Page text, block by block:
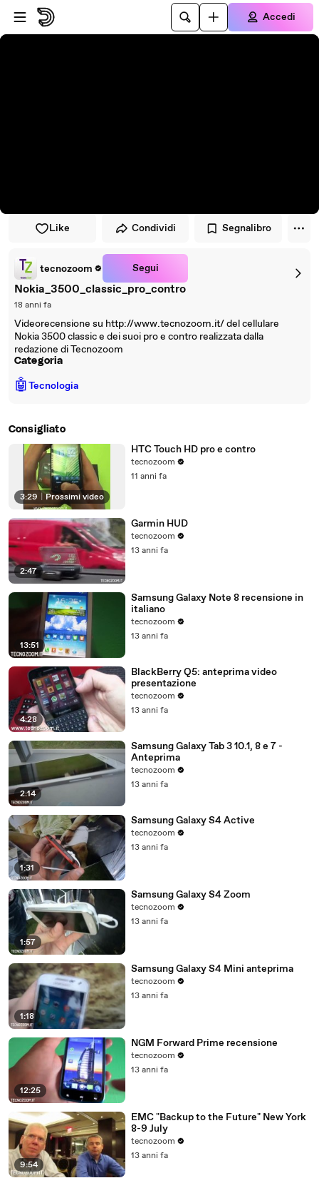
Vai al lettore
Passa al contenuto principale
Accedi
Like Condividi Segnalibro
tecnozoom Segui
Nokia_3500_classic_pro_contro
18 anni fa
Videorecensione su http://www.tecnozoom.it/ del cellulare
Nokia 3500 classic e dei suoi pro e contro realizzata dalla
redazione di Tecnozoom
Categoria
🤖Tecnologia
Consigliato
3:29 Prossimi video
HTC Touch HD pro e contro
tecnozoom
11 anni fa
2:47
Garmin HUD
tecnozoom
13 anni fa
13:51
Samsung Galaxy Note 8 recensione in
italiano
tecnozoom
13 anni fa
4:28
BlackBerry Q5: anteprima video
presentazione
tecnozoom
13 anni fa
2:14
Samsung Galaxy Tab 3 10.1, 8 e 7 -
Anteprima
tecnozoom
13 anni fa
1:31
Samsung Galaxy S4 Active
tecnozoom
13 anni fa
1:57
Samsung Galaxy S4 Zoom
tecnozoom
13 anni fa
1:18
Samsung Galaxy S4 Mini anteprima
tecnozoom
13 anni fa
12:25
NGM Forward Prime recensione
tecnozoom
13 anni fa
9:54
EMC "Backup to the Future" New York
8-9 July
tecnozoom
13 anni fa